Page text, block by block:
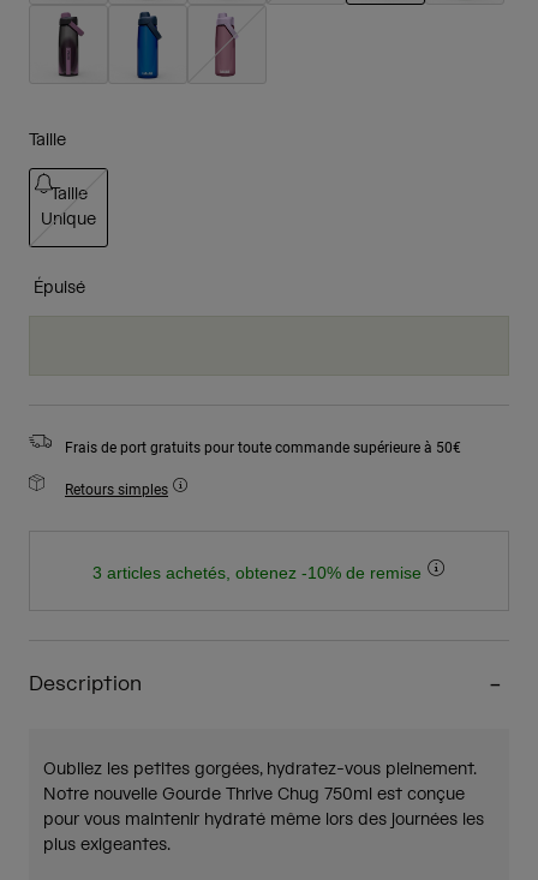
Taille
Taille
Unique
Épuisé
Frais de port gratuits pour toute commande supérieure à 50€
Retours simples
3 articles achetés, obtenez -10% de remise
Description
Oubliez les petites gorgées, hydratez-vous pleinement.
Notre nouvelle Gourde Thrive Chug 750ml est conçue
pour vous maintenir hydraté même lors des journées les
plus exigeantes.